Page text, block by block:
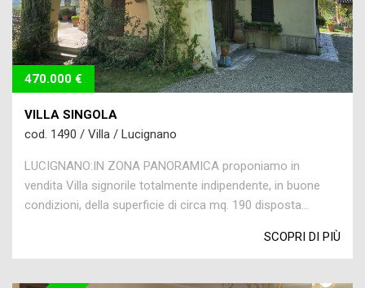
470.000 €
VILLA SINGOLA
cod. 1490 / Villa / Lucignano
LUCIGNANO:IN ZONA PANORAMICA proponiamo in
vendita Villa signorile totalmente indipendente, in buone
condizioni, della superficie di circa mq. 190 disposta...
SCOPRI DI PIÙ